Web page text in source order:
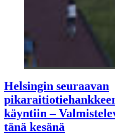
Helsingin seuraavan
käyntiin –
tänä kesänä